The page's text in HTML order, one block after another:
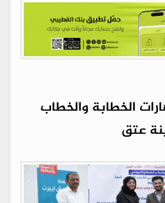
الخطابة والخطاب
عتق